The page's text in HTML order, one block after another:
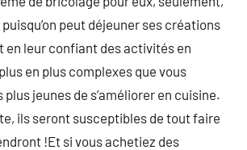
peut déjeuner ses créations
en leur confiant des activités en
en plus complexes que vous
jeunes de s’améliorer en cuisine.
ils seront susceptibles de tout faire
!Et si vous achetiez des